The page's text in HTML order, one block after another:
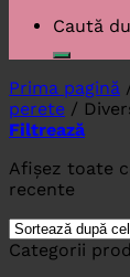
Caută
Prima pagină
perete /
Filtrează
Afișez toate
recente
Categorii